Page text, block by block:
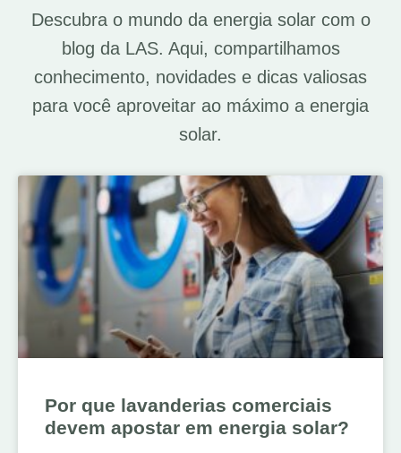
Descubra o mundo da energia solar com o
blog da LAS. Aqui, compartilhamos
conhecimento, novidades e dicas valiosas
para você aproveitar ao máximo a energia
solar.
Por que lavanderias comerciais
devem apostar em energia solar?